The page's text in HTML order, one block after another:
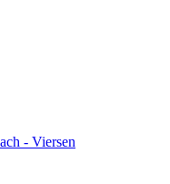
- Viersen